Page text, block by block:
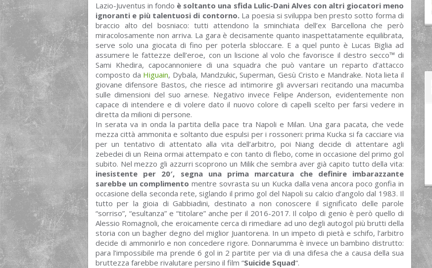
Lazio-Juventus in fondo è soltanto una sfida Lulic-Dani Alves con altri giocatori meno
ignoranti e più talentuosi di contorno.La poesia si sviluppa ben presto sotto forma di
braccio alto del bosniaco: tutti attendono la sminchiata dell’ex Barcellona che però
miracolosamente non arriva. La gara è decisamente quanto inaspettatamente equilibrata,
serve solo una giocata di fino per poterla sbloccare. E a quel punto è Lucas Biglia ad
assumere le fattezze dell’eroe, con un liscione al volo che favorisce il destro secco™ di
Sami Khedira, capocannoniere di una squadra che può vantare un reparto d’attacco
composto da Higuain, Dybala, Mandzukic, Superman, Gesù Cristo e Mandrake. Nota lieta il
giovane difensore Bastos, che riesce ad intimorire gli avversari recitando una macumba
sulle dimensioni del suo arnese. Negativo invece Felipe Anderson, evidentemente non
capace di intendere e di volere dato il nuovo colore di capelli scelto per farsi vedere in
diretta da milioni di persone.
In serata va in onda la partita della pace tra Napoli e Milan. Una gara pacata, che vede
mezza città ammonita e soltanto due espulsi per i rossoneri: prima Kucka si fa cacciare via
per un tentativo di attentato alla vita dell’arbitro, poi Niang decide di attentare agli
zebedei di un Reina ormai attempato e con tanto di flebo, come in occasione del primo gol
subito. Nel mezzo gli azzurri scoprono un Milik che sembra aver già capito tutto della vita:
inesistente per 20′, segna una prima marcatura che definire imbarazzante
sarebbe un complimento mentre sovrasta su un Kucka dalla vena ancora poco gonfia in
occasione della seconda rete, siglando il primo gol del Napoli su calcio d’angolo dal 1983. Il
tutto per la gioia di Gabbiadini, destinato a non conoscere il significato delle parole
“sorriso”, “esultanza” e “titolare” anche per il 2016-2017. Il colpo di genio è però quello di
Alessio Romagnoli, che eroicamente cerca di rimediare ad uno degli autogol più brutti della
storia con un bagher degno del miglior Juantorena. In un impeto di pietà e schifo, l’arbitro
decide di ammonirlo e non concedere rigore. Donnarumma è invece un bambino distrutto:
para l’impossibile ma prende 6 gol in 2 partite per via di una difesa che a causa della sua
bruttezza farebbe rivalutare persino il film “Suicide Squad“.
twittergoogleplusfacebook